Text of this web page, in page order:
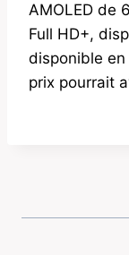
AMOLED de
Full HD+,
disponible
prix pourrait